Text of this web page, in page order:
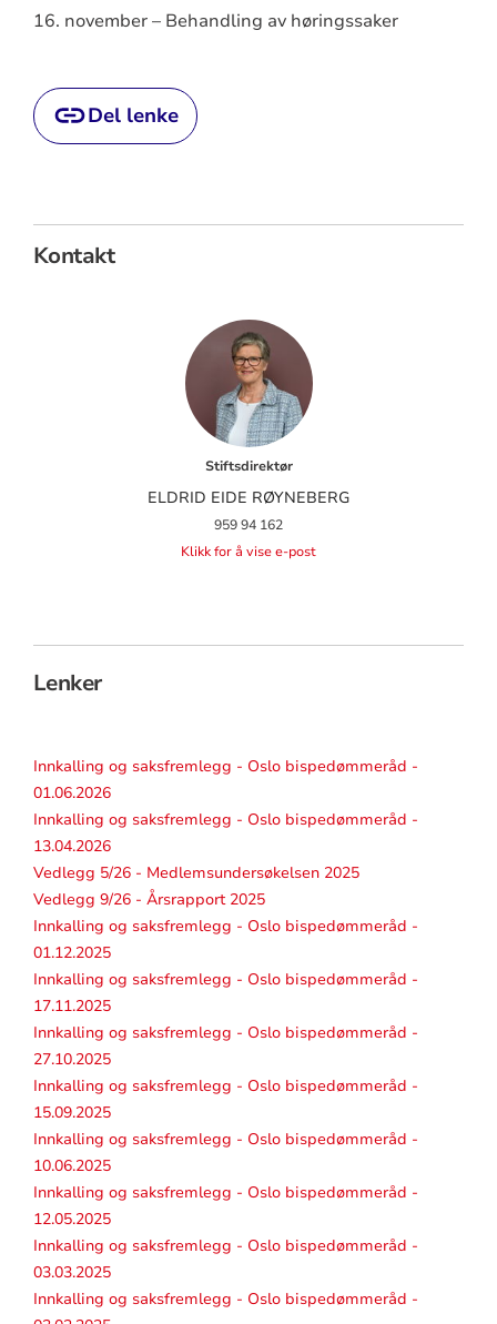
16. november – Behandling av høringssaker
Del lenke
Kontakt
Stiftsdirektør
ELDRID EIDE RØYNEBERG
959 94 162
Klikk for å vise e-post
Lenker
Innkalling og saksfremlegg - Oslo bispedømmeråd -
01.06.2026
Innkalling og saksfremlegg - Oslo bispedømmeråd -
13.04.2026
Vedlegg 5/26 - Medlemsundersøkelsen 2025
Vedlegg 9/26 - Årsrapport 2025
Innkalling og saksfremlegg - Oslo bispedømmeråd -
01.12.2025
Innkalling og saksfremlegg - Oslo bispedømmeråd -
17.11.2025
Innkalling og saksfremlegg - Oslo bispedømmeråd -
27.10.2025
Innkalling og saksfremlegg - Oslo bispedømmeråd -
15.09.2025
Innkalling og saksfremlegg - Oslo bispedømmeråd -
10.06.2025
Innkalling og saksfremlegg - Oslo bispedømmeråd -
12.05.2025
Innkalling og saksfremlegg - Oslo bispedømmeråd -
03.03.2025
Innkalling og saksfremlegg - Oslo bispedømmeråd -